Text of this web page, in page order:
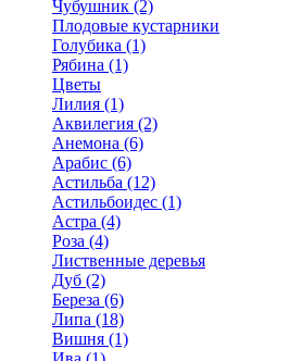
Чубушник (2)
Плодовые кустарники
Голубика (1)
Рябина (1)
Цветы
Лилия (1)
Аквилегия (2)
Анемона (6)
Арабис (6)
Астильба (12)
Астильбоидес (1)
Астра (4)
Роза (4)
Лиственные деревья
Дуб (2)
Береза (6)
Липа (18)
Вишня (1)